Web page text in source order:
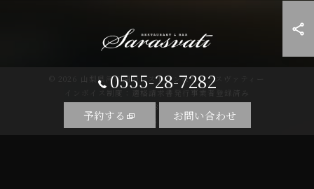
0555-28-7282
予約する お問い合わせ
© 2026 山梨県河口湖のレストランならサラスヴァティー
インボイス制度：適格請求書発行事業者登録済み
ALL RIGHTS RESERVED.